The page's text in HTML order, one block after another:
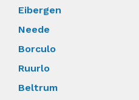
Eibergen
Neede
Borculo
Ruurlo
Beltrum